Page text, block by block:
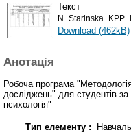
Текст
Download (462kB)
Анотація
Робоча програма
досліджень" для студентів
психологія"
Тип елементу :